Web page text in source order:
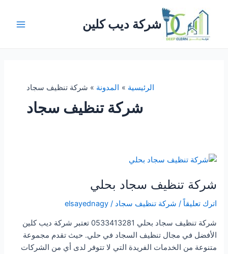
شركة ديب كلين
الرئيسية المدونة شركة تنظيف سجاد
شركة تنظيف سجاد
شركة تنظيف سجاد بحلي
اترك تعليقاً / شركة تنظيف سجاد /
elsayednagy
شركة تنظيف سجاد بحلي 0533413281 تعتبر شركة ديب كلين
الأفضل في مجال تنظيف السجاد في حلي. حيث تقدم مجموعة
متنوعة من الخدمات الفريدة التي لا تتوفر لدى أي من الشركات